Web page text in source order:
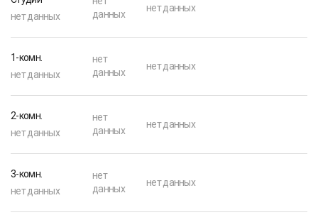
нет данных
данных
нет данных
1-комн.
нет данных
нет
данных
нет данных
2-комн.
нет данных
нет
данных
нет данных
3-комн.
нет данных
нет
данных
нет данных